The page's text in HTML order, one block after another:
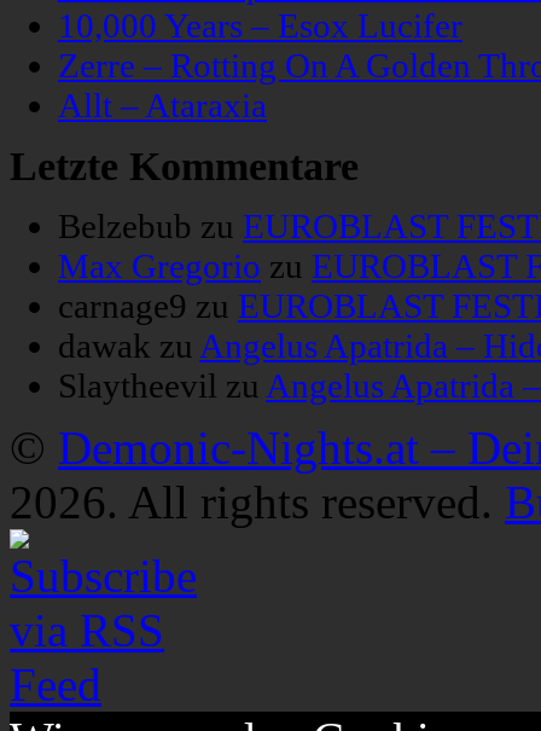
10,000 Years – Esox Lucifer
Zerre – Rotting On A Golden
Allt – Ataraxia
Letzte Kommentare
Belzebub zu EUROBLAST
Max Gregorio zu EUROBLAST
carnage9 zu EUROBLAST
dawak zuAngelus Apatrida –
Slaytheevil zuAngelus Apatrida
© Demonic-Nights.at –
2026. All rights reserved.